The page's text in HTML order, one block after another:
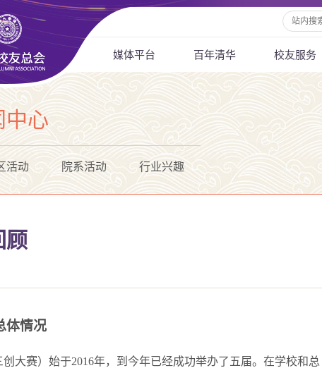
媒体平台 百年清华 校友服务
中心
活动 院系活动 行业兴趣
顾
体情况
大赛）始于2016年，到今年已经成功举办了五届。在学校和总